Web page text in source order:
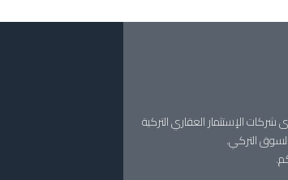
شركات الإستثمار العقاري التركية
التركي.